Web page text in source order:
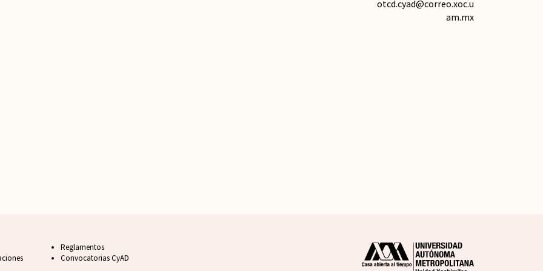
otcd.cyad@correo.xoc.u
am.mx
Footer FAQ
Reglamentos
Convocatorias CyAD